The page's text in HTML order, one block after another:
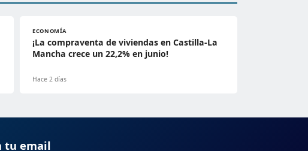
ECONOMÍA
¡La compraventa de viviendas en Castilla-La
Mancha crece un 22,2% en junio!
Hace 2 días
tu email